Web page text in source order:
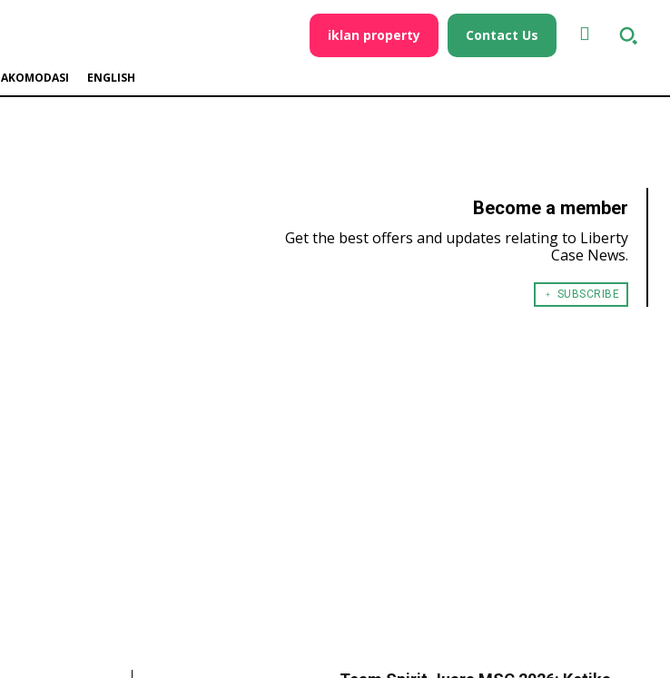
iklan property Contact Us
AKOMODASI ENGLISH
Become a member
Get the best offers and updates relating to Liberty
Case News.
﹢ SUBSCRIBE